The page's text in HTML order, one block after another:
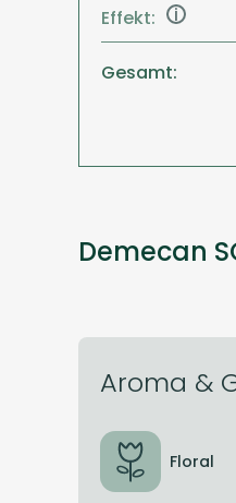
Effekt: i
Gesamt:
Demecan
Aroma &
Floral